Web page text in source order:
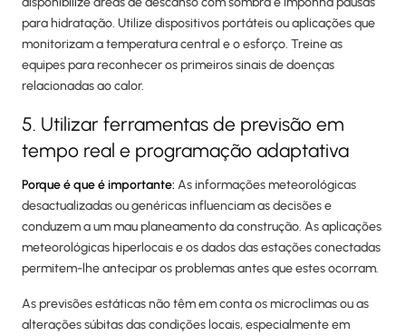
para hidratação. Utilize dispositivos portáteis ou aplicações que
monitorizam a temperatura central e o esforço. Treine as
equipes para reconhecer os primeiros sinais de doenças
relacionadas ao calor.
5. Utilizar ferramentas de previsão em
tempo real e programação adaptativa
Porque é que é importante: As informações meteorológicas
desactualizadas ou genéricas influenciam as decisões e
conduzem a um mau planeamento da construção. As aplicações
meteorológicas hiperlocais e os dados das estações conectadas
permitem-lhe antecipar os problemas antes que estes ocorram.
As previsões estáticas não têm em conta os microclimas ou as
alterações súbitas das condições locais, especialmente em